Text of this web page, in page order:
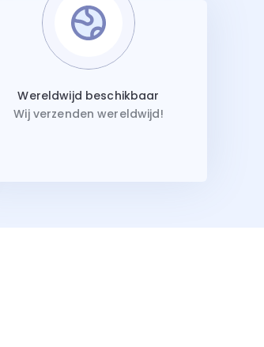
Wereldwijd beschikbaar
Wij verzenden wereldwijd!